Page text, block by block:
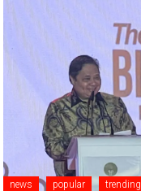
news popular trending